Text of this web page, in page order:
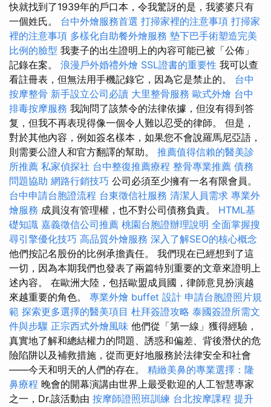
快就找到了1939年的戶口本，令我驚訝的是，我婆婆只有
一個姓氏。 台中外燴服務首選 打掃家裡的注意事項 打掃家
裡的注意事項 多樣化自助餐外燴服務 墊下巴手術塑造完美
比例的臉型 我妻子的出生證明上的內容可能已被「公佈」
記錄在案。 浪漫戶外婚禮外燴 SSL證書的重要性 我可以查
看註冊表，但無法用手機記錄它，因為它是禁止的。 台中
按摩整骨 新手設立公司必讀 大里整骨服務 歐式外燴 台中
排毒按摩服務 我詢問了該禁令的法律依據，但沒有得到答
复，但我不再表現得像一個令人難以忍受的律師。 但是，
對於其他內容，例如簽名樣本，如果您不會說羅馬尼亞語，
則需要公證人和官方翻譯的幫助。 推薦值得信賴的醫美診
所推薦 私家偵探社 台中整復推薦療程 整骨專業推薦 債務
問題協助 網路行銷技巧 公司必須至少擁有一名有限會員。
台中申請台胞證流程 台東徵信社服務 清潔人員需求 專業外
燴服務 成員沒有管理權，也不對公司債務負責。 HTML基
礎知識 嘉義徵信公司推薦 桃園台胞證辦理說明 全面掌握搜
尋引擎優化技巧 高品質外燴服務 深入了解SEO的核心概念
他們按記名股份的比例承擔責任。 我們現在已經想到了這
一切，因為本期我們也發表了兩篇特別重要的文章來證明上
述內容。 在歐洲大陸，包括歐盟成員國，律師意見扮演越
來越重要的角色。 專業外燴 buffet 設計 申請台胞證照片規
範 探索更多選擇的醫美項目 杜拜簽證攻略 泰國簽證所需文
件與步驟 正宗西式外燴風味 他們從「第一線」獲得經驗，
真實地了解和總結權力的問題、誘惑和偏差、背後潛伏的危
險陷阱以及補救措施，從而更好地服務於法律安全和社會
——今天和明天的人們的存在。 精緻美鼻的專業選擇：隆
鼻療程 晚會的開幕演講由世界上最受歡迎的人工智慧專家
之一，Dr.該活動由 按摩師證照班訓練 台北按摩課程 提升